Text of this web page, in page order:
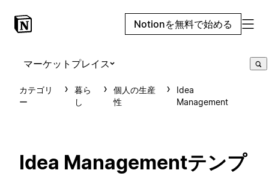
Notionを無料で始める
マーケットプレイス
カテゴリ
ー
暮ら
し
個人の生産
性
Idea
Management
Idea Managementテンプ